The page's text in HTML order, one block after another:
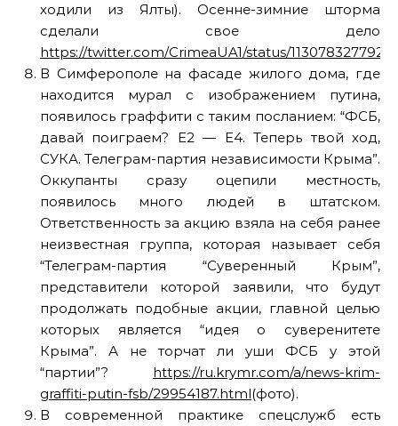
ходили из Ялты). Осенне-зимние шторма
сделали свое дело
https://twitter.com/CrimeaUA1/status/
В Симферополе на фасаде жилого дома, где
находится мурал с изображением путина,
появилось граффити с таким посланием: “ФСБ,
давай поиграем? Е2 — Е4. Теперь твой ход,
СУКА. Телеграм-партия независимости Крыма”.
Оккупанты сразу оцепили местность,
появилось много людей в штатском.
Ответственность за акцию взяла на себя ранее
неизвестная группа, которая называет себя
“Телеграм-партия “Суверенный Крым”,
представители которой заявили, что будут
продолжать подобные акции, главной целью
которых является “идея о суверенитете
Крыма”. А не торчат ли уши ФСБ у этой
“партии”? https://ru.krymr.com/a/news-krim-
graffiti-putin-fsb/29954187.html(фото).
В современной практике спецслужб есть